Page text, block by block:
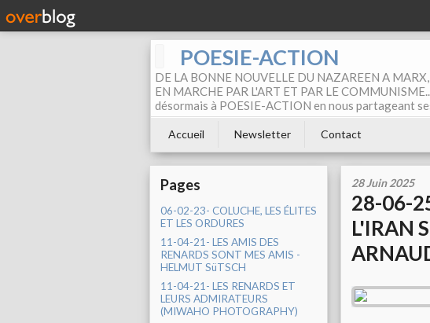
POESIE-ACTION
DE LA BONNE NOUVELLE DU NAZAREEN A
EN MARCHE PAR L'ART ET PAR LE
désormais à POESIE-ACTION en nous partageant
Accueil Newsletter Contact
Pages
06-02-23- COLUCHE, LES ÉLITES
ET LES ORDURES
11-04-21- LES AMIS DES
RENARDS SONT MES AMIS -
HELMUT SüTSCH
11-04-21- LES RENARDS ET
LEURS ADMIRATEURS
(MIWAHO PHOTOGRAPHY)
28 Juin 2025
28-06-
L'IRAN